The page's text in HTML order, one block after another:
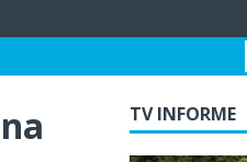
TV INFORME